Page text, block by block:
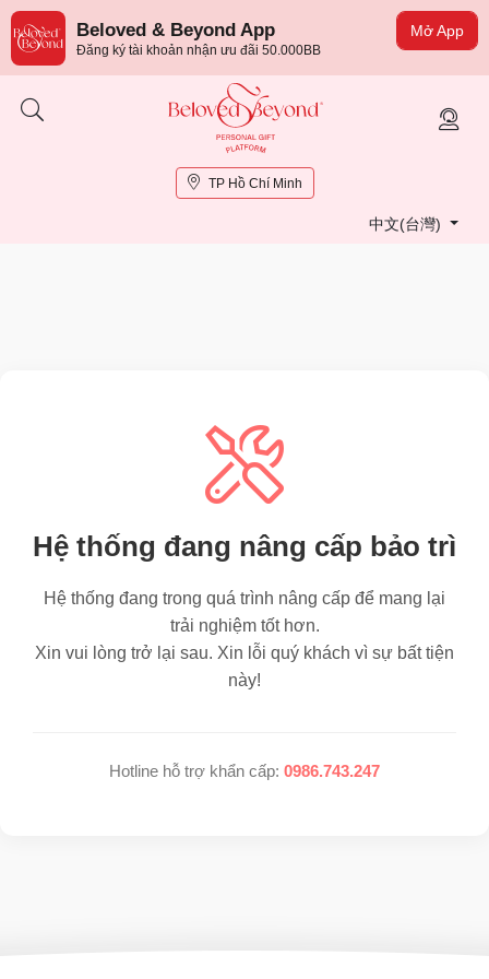
Mở App
Beloved & Beyond App
Đăng ký tài khoản nhận ưu đãi 50.000BB
TP Hồ Chí Minh
中文(台灣)
Hệ thống đang nâng cấp bảo trì
Hệ thống đang trong quá trình nâng cấp để mang lại
trải nghiệm tốt hơn.
Xin vui lòng trở lại sau. Xin lỗi quý khách vì sự bất tiện
này!
Hotline hỗ trợ khẩn cấp: 0986.743.247